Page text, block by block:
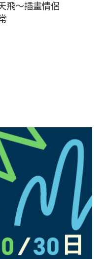
飛～插畫情侶